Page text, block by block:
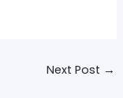
Next Post →